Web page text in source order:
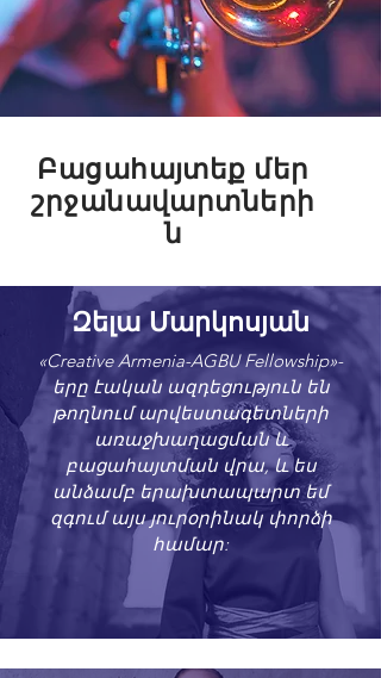
Բացահայտեք մեր
շրջանավարտների
ն
Զելա Մարկոսյան
«Creative Armenia-AGBU Fellowship»-
երը էական ազդեցություն են
թողնում արվեստագետների
առաջխաղացման և
բացահայտման վրա, և ես
անձամբ երախտապարտ եմ
զգում այս յուրօրինակ փորձի
համար: